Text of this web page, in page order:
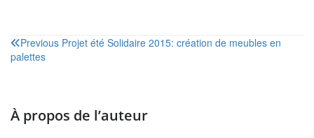
Navigation
de
Previous Projet été Solidaire 2015: création de meubles en
palettes
À propos de l’auteur